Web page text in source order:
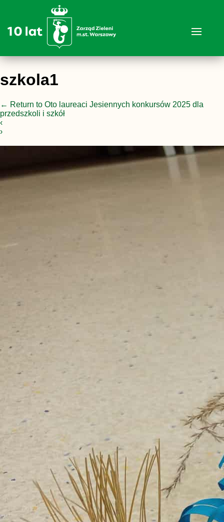
szkola1
← Return to Oto laureaci Jesiennych konkursów 2025 dla
przedszkoli i szkół
‹
›